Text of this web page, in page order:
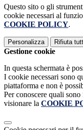
Questo sito o gli
cookie necessari al
COOKIE POLICY.
Personalizza Rifiuta
Gestione cookie
In questa schermata è
I cookie necessari sono
piattaforma e non è
Per conoscere quali
visionare la COOKIE